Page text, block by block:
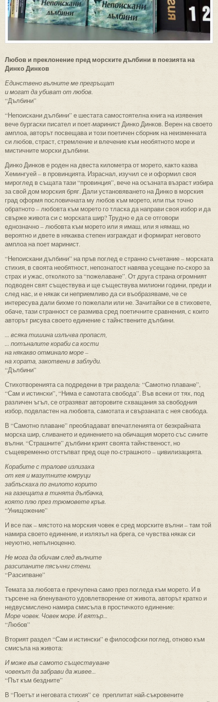
Любов и преклонение пред морските дълбини в поезията на
Динко Динков
Единствено вълните ме прегръщат
и могат да убиват от любов.
“Дълбини”
“Непоискани дълбини” е шестата самостоятелна книга на изявения
вече бургаски писател и поет-маринист Динко Динков. Верен на своето
амплоа, авторът посвещава и този поетичен сборник на неизменната
си любов, страст, стремление и влечение към необятното море и
мистичните морски дълбини.
Динко Динков е роден на двеста километра от морето, както казва
Хемингуей – в провинцията. Израснал, изучил се и оформил своя
мироглед в същата тази “провинция”, вече на осъзната възраст избира
за свой дом морския бряг. Дали установяването на Динко в морския
град оформя пословичната му любов към морето, или пък точно
обратното – любовта към морето го тласка да направи своя избор и да
свърже живота си с морската шир? Трудно е да се отговори
еднозначно – любовта към морето или я имаш, или я нямаш, но
вероятно и двете в някаква степен изграждат и формират неговото
амплоа на поет маринист.
“Непоискани дълбини” на пръв поглед е странно съчетание – морската
стихия, в своята необятност, непознатост навява усещане по-скоро за
страх и ужас, отколкото за “пожелаване”. От друга страна огромният
подводен свят съществува и ще съществува милиони години, преди и
след нас, и е някак си неприемливо да си въобразяваме, че се
интересува дали бихме го пожелали или не. Зачитайки се в стиховете,
обаче, тази странност се размива сред поетичните сравнения, с които
авторът рисува своето единение с тайнствените дълбини.
... всяка тишина излъчва пропаст,
... потъналите кораби са кости
на някакво отминало море –
на хората, закотвени в заблуди.
“Дълбини”
Стихотворенията са подредени в три раздела: “Самотно плаване”,
“Сам и истински”, “Нима е самотата свобода”. Във всеки от тях, под
различен ъгъл, се отразяват авторовите схващания за свободния
избор, подвластен на любовта, самотата и свързаната с нея свобода.
В “Самотно плаване” преобладават впечатленията от безкрайната
морска шир, сливането и единението на обичащия морето със сините
вълни. “Страшните” дълбини крият своята тайнственост, но
същевременно отстъпват пред още по-страшното – цивилизацията.
Корабите с тралове излизаха
от кея и мазутните юмруци
заблъскаха по гнилото корито
на газещата в тинята дълбачка,
която плю през трюмовете кръв.
“Унищожение”
И все пак – мястото на морския човек е сред морските вълни – там той
намира своето единение, и излязъл на брега, се чувства някак си
неуютно, непълноценно.
Не мога да обичам след вълните
разсипаните пясъчни стени.
“Разсипване”
Темата за любовта е пречупена само през погледа към морето. И в
търсене на бленуваното удовлетворение от живота, авторът кратко и
недвусмислено намира смисъла в простичкото единение:
Море човек. Човек море. И вятър...
“Любов”
Вторият раздел “Сам и истински” е философски поглед, отново към
смисъла на живота:
И може във самото съществуване
човекът да забрави да живее...
“Път към бездните”
В “Поетът и неговата стихия” се преплитат най-съкровените